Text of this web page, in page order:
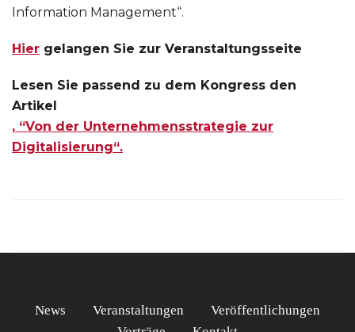
Information Management“.
Hier gelangen Sie zur Veranstaltungsseite
Lesen Sie passend zu dem Kongress den
Artikel
, “Von der Unternehmensstrategie zur
Digitalisierung“.
News Veranstaltungen
Veröffentlichungen